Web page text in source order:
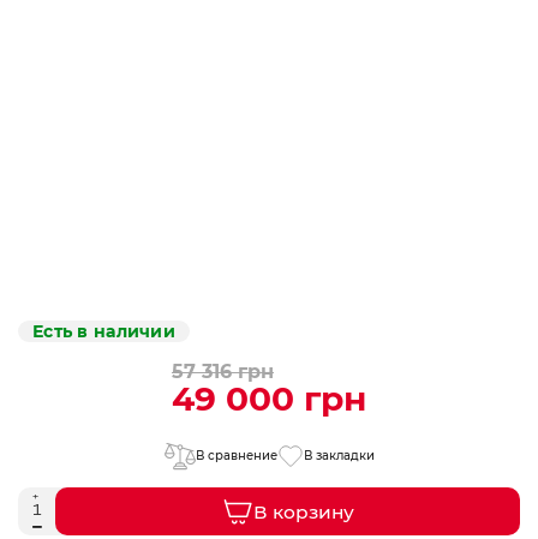
Есть в наличии
57 316 грн
49 000 грн
В сравнение В закладки
В корзину